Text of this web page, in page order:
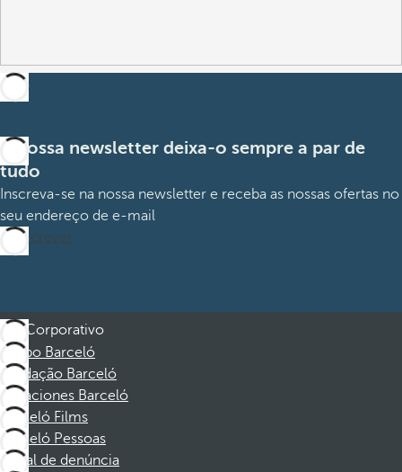
A nossa newsletter deixa-o sempre a par de
tudo
Inscreva-se na nossa newsletter e receba as nossas ofertas no
seu endereço de e-mail
Subscrever
Corporativo
Grupo Barceló
Fundação Barceló
Vacaciones Barceló
Barceló Films
Barceló Pessoas
Canal de denúncia